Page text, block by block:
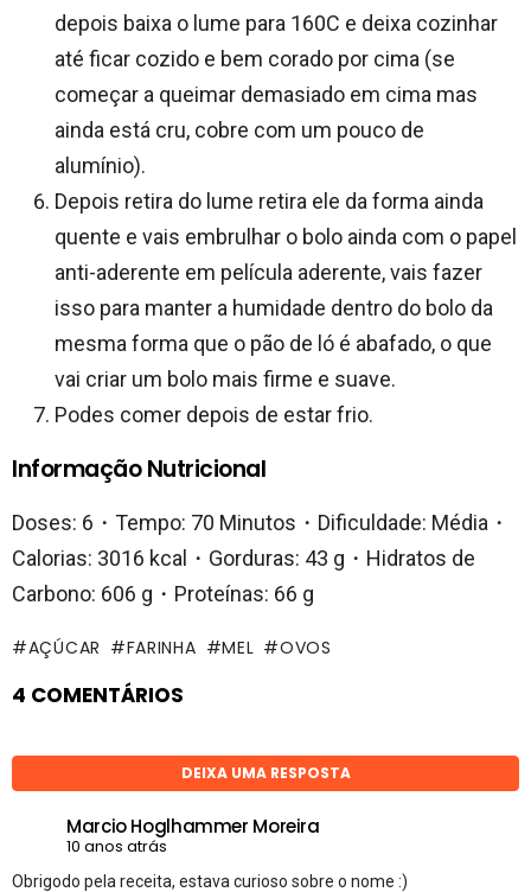
depois baixa o lume para 160C e deixa cozinhar
até ficar cozido e bem corado por cima (se
começar a queimar demasiado em cima mas
ainda está cru, cobre com um pouco de
alumínio).
Depois retira do lume retira ele da forma ainda
quente e vais embrulhar o bolo ainda com o papel
anti-aderente em película aderente, vais fazer
isso para manter a humidade dentro do bolo da
mesma forma que o pão de ló é abafado, o que
vai criar um bolo mais firme e suave.
Podes comer depois de estar frio.
Informação Nutricional
Doses: 6・Tempo: 70 Minutos・Dificuldade: Média・
Calorias: 3016 kcal・Gorduras: 43 g・Hidratos de
Carbono: 606 g・Proteínas: 66 g
AÇÚCAR FARINHA MEL OVOS
4 COMENTÁRIOS
DEIXA UMA RESPOSTA
Marcio Hoglhammer Moreira
10 anos atrás
Obrigodo pela receita, estava curioso sobre o nome :)